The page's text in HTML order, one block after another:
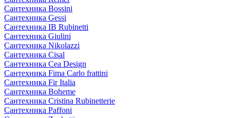
Сантехника Bossini
Сантехника Gessi
Сантехника IB Rubinetti
Сантехника Giulini
Сантехника Nikolazzi
Сантехника Cisal
Сантехника Cea Design
Сантехника Fima Carlo frattini
Сантехника Fir Italia
Сантехника Boheme
Сантехника Cristina Rubinetterie
Сантехника Paffoni